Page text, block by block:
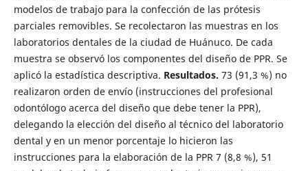
modelos de trabajo para la confección de las prótesis
parciales removibles. Se recolectaron las muestras en los
laboratorios dentales de la ciudad de Huánuco. De cada
muestra se observó los componentes del diseño de PPR. Se
aplicó la estadística descriptiva. Resultados. 73 (91,3 %) no
realizaron orden de envío (instrucciones del profesional
odontólogo acerca del diseño que debe tener la PPR),
delegando la elección del diseño al técnico del laboratorio
dental y en un menor porcentaje lo hicieron las
instrucciones para la elaboración de la PPR 7 (8,8 %), 51